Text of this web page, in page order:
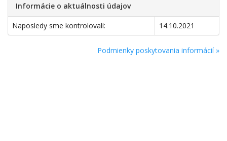
Informácie o aktuálnosti údajov
Naposledy sme kontrolovali: 14.10.2021
Podmienky poskytovania informácií »